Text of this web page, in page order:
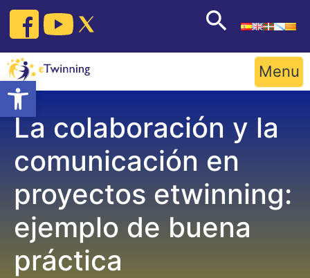
Open toolbar
Skip
content
Menu
La colaboración y la
comunicación en
proyectos etwinning:
ejemplo de buena
práctica